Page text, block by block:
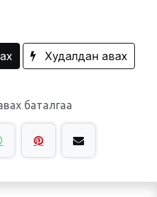
Худалдан авах
баталгаа